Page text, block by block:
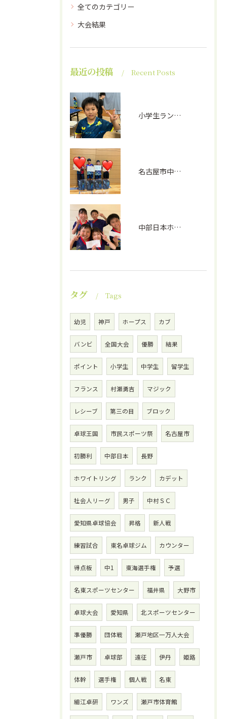
全てのカテゴリー
大会結果
最近の投稿 Recent Posts
小学生ランキング戦①
名古屋市中学生選手権(男子)
中部日本ホープス、カブ予選
タグ Tags
幼児 神戸 ホープス カブ
バンビ 全国大会 優勝 結果
ポイント 小学生 中学生 留学生
フランス 村瀬勇吉 マジック
レシーブ 第三の目 ブロック
卓球王国 市民スポーツ祭 名古屋市
初勝利 中部日本 長野
ホワイトリング ランク カデット
社会人リーグ 男子 中村ＳＣ
愛知県卓球協会 昇格 新人戦
練習試合 東名卓球ジム カウンター
得点板 中1 東海選手権 予選
名東スポーツセンター 福井県 大野市
卓球大会 愛知県 北スポーツセンター
準優勝 団体戦 瀬戸地区一万人大会
瀬戸市 卓球部 遠征 伊丹 姫路
体幹 選手権 個人戦 名東
細江卓研 ワンズ 瀬戸市体育館